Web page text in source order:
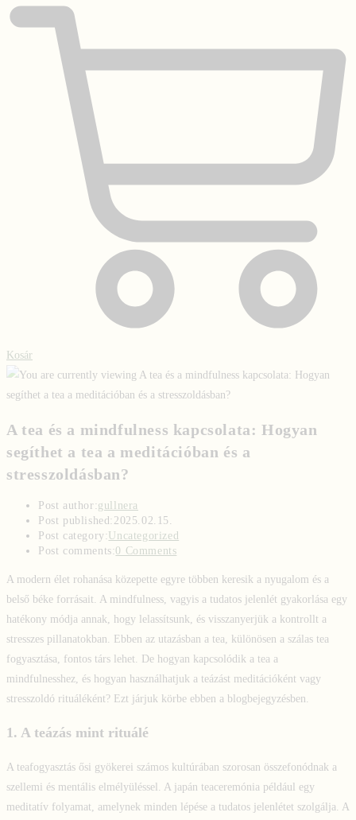
Kosár
A tea és a mindfulness kapcsolata: Hogyan
segíthet a tea a meditációban és a
stresszoldásban?
Post author:gullnera
Post published: 2025.02.15.
Post category:Uncategorized
Post comments:0 Comments
A modern élet rohanása közepette egyre többen keresik a nyugalom és a
belső béke forrásait. A mindfulness, vagyis a tudatos jelenlét gyakorlása egy
hatékony módja annak, hogy lelassítsunk, és visszanyerjük a kontrollt a
stresszes pillanatokban. Ebben az utazásban a tea, különösen a szálas tea
fogyasztása, fontos társ lehet. De hogyan kapcsolódik a tea a
mindfulnesshez, és hogyan használhatjuk a teázást meditációként vagy
stresszoldó rituáléként? Ezt járjuk körbe ebben a blogbejegyzésben.
1. A teázás mint rituálé
A teafogyasztás ősi gyökerei számos kultúrában szorosan összefonódnak a
szellemi és mentális elmélyüléssel. A japán teaceremónia például egy
meditatív folyamat, amelynek minden lépése a tudatos jelenlétet szolgálja. A